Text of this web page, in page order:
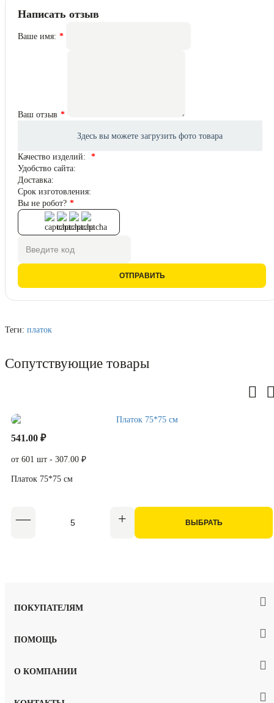
Написать отзыв
Ваше имя:
Ваш отзыв
Качество изделий:
Удобство сайта:
Доставка:
Срок изготовления:
Вы не робот?
ОТПРАВИТЬ
Теги: платок
Сопутствующие товары
541.00 ₽
от 601 шт - 307.00 ₽
Платок 75*75 см
ВЫБРАТЬ
ПОКУПАТЕЛЯМ
ПОМОЩЬ
О КОМПАНИИ